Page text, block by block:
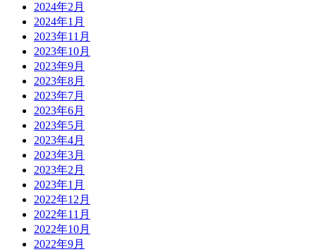
2024年2月
2024年1月
2023年11月
2023年10月
2023年9月
2023年8月
2023年7月
2023年6月
2023年5月
2023年4月
2023年3月
2023年2月
2023年1月
2022年12月
2022年11月
2022年10月
2022年9月